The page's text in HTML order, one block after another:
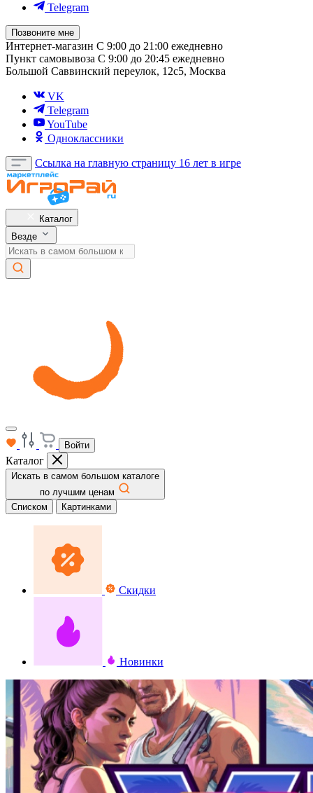
Telegram
Позвоните мне
Интернет-магазин С 9:00 до 21:00 ежедневно
Пункт самовывоза С 9:00 до 20:45 ежедневно
Большой Саввинский переулок, 12с5, Москва
VK
Telegram
YouTube
Одноклассники
Ссылка на главную страницу 16 лет в игре
Каталог
Везде
Войти
Каталог
Искать в самом большом каталоге
по лучшим ценам
Списком
Картинками
Скидки
Новинки